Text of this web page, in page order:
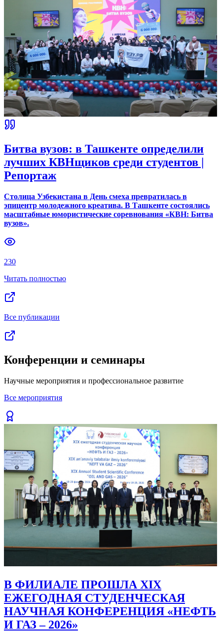
Битва вузов: в Ташкенте определили
лучших КВНщиков среди студентов |
Репортаж
Столица Узбекистана в День смеха превратилась в
эпицентр молодежного креатива. В Ташкенте состоялись
масштабные юмористические соревнования «КВН: Битва
вузов».
230
Читать полностью
Все публикации
Конференции и семинары
Научные мероприятия и профессиональное развитие
Все мероприятия
В ФИЛИАЛЕ ПРОШЛА XIX
ЕЖЕГОДНАЯ СТУДЕНЧЕСКАЯ
НАУЧНАЯ КОНФЕРЕНЦИЯ «НЕФТЬ
И ГАЗ – 2026»